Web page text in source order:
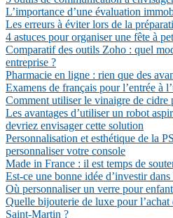
L’importance d’une évaluation
Les erreurs à éviter lors de la
4 astuces pour organiser une fête à
Comparatif des outils Zoho : quel
entreprise ?
Pharmacie en ligne : rien que des
Examens de français pour l’entrée à
Comment utiliser le vinaigre de cidre
Les avantages d’utiliser un robot
devriez envisager cette solution
Personnalisation et esthétique de la
personnaliser votre console
Made in France : il est temps de
Est-ce une bonne idée d’investir
Où personnaliser un verre pour
Quelle bijouterie de luxe pour l’achat
Saint-Martin ?